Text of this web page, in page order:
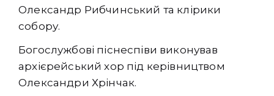
Олександр Рибчинський та клірики
собору.
Богослужбові піснеспіви виконував
архієрейський хор під керівництвом
Олександри Хрінчак.